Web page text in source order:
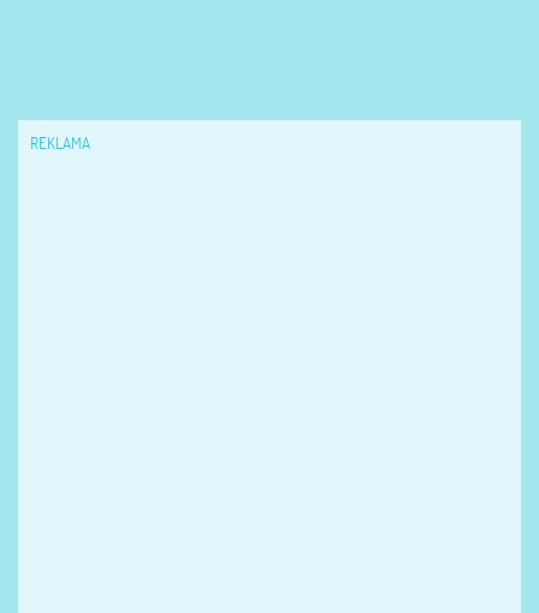
REKLAMA